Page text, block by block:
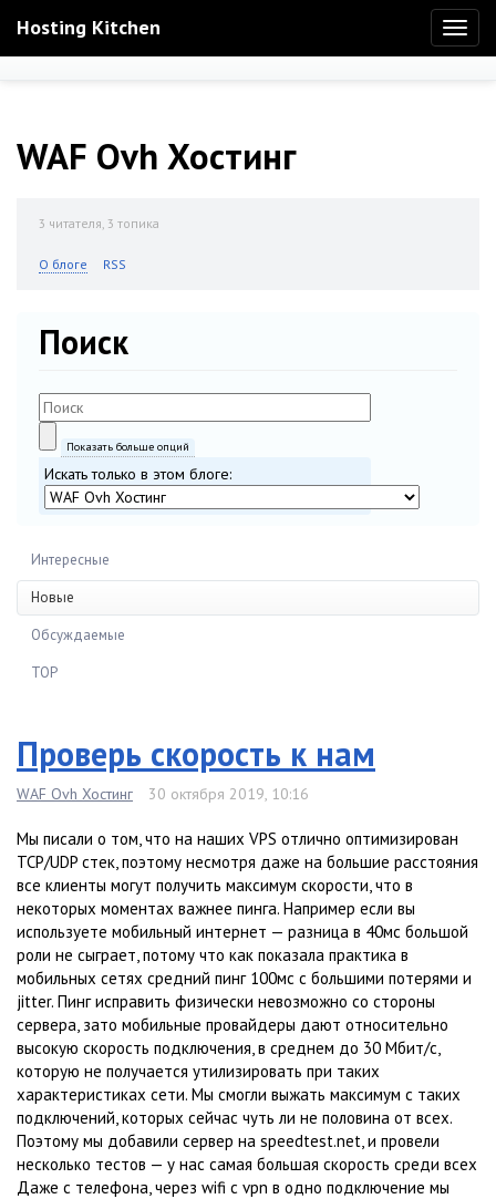
Hosting Kitchen
WAF Ovh Хостинг
3 читателя, 3 топика
О блоге RSS
Поиск
Показать больше опций
Искать только в этом блоге:
Интересные
Новые
Обсуждаемые
TOP
Проверь скорость к нам
WAF Ovh Хостинг 30 октября 2019, 10:16
Мы писали о том, что на наших VPS отлично оптимизирован
TCP/UDP стек, поэтому несмотря даже на большие расстояния
все клиенты могут получить максимум скорости, что в
некоторых моментах важнее пинга. Например если вы
используете мобильный интернет — разница в 40мс большой
роли не сыграет, потому что как показала практика в
мобильных сетях средний пинг 100мс с большими потерями и
jitter. Пинг исправить физически невозможно со стороны
сервера, зато мобильные провайдеры дают относительно
высокую скорость подключения, в среднем до 30 Мбит/с,
которую не получается утилизировать при таких
характеристиках сети. Мы смогли выжать максимум с таких
подключений, которых сейчас чуть ли не половина от всех.
Поэтому мы добавили сервер на speedtest.net, и провели
несколько тестов — у нас самая большая скорость среди всех
Даже с телефона, через wifi с vpn в одно подключение мы